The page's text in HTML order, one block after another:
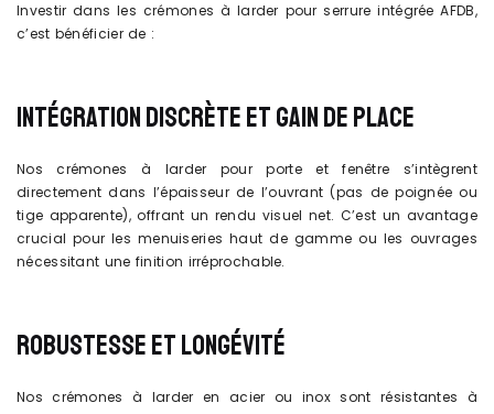
Investir dans les crémones à larder pour serrure intégrée AFDB,
c’est bénéficier de :
INTÉGRATION DISCRÈTE ET GAIN DE PLACE
Nos crémones à larder pour porte et fenêtre s’intègrent
directement dans l’épaisseur de l’ouvrant (pas de poignée ou
tige apparente), offrant un rendu visuel net. C’est un avantage
crucial pour les menuiseries haut de gamme ou les ouvrages
nécessitant une finition irréprochable.
ROBUSTESSE ET LONGÉVITÉ
Nos crémones à larder en acier ou inox sont résistantes à